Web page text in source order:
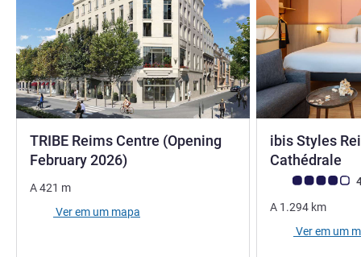
TRIBE Reims Centre (Opening
February 2026)
A421 m
Ver em um mapa
ibis Styles
Cathédrale
Classificação
A 1.294 km
Ver em um